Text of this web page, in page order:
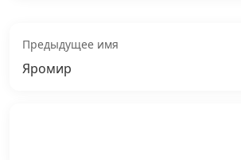
Предыдущее имя
Яромир